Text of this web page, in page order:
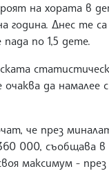
на хората в
година. Днес те
пада по 1,5 дете.
очаква да
че през
000, съобщава
максимум -